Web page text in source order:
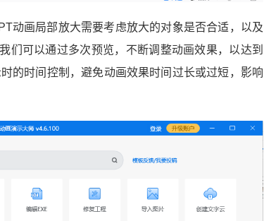
动画局部放大需要考虑放大的对象是否合适，以及
们可以通过多次预览，不断调整动画效果，以达到
的时间控制，避免动画效果时间过长或过短，影响